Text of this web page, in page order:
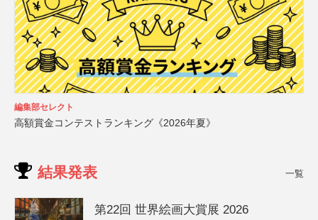
編集部セレクト
高額賞金コンテストランキング《2026年夏》
結果発表 一覧
第22回 世界絵画大賞展 2026